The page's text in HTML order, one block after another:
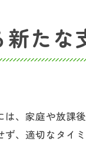
考える親に役立
達障害児の未来
放課後等デイサー
どもの成長を第
たな
、家庭や放課
、適切なタ